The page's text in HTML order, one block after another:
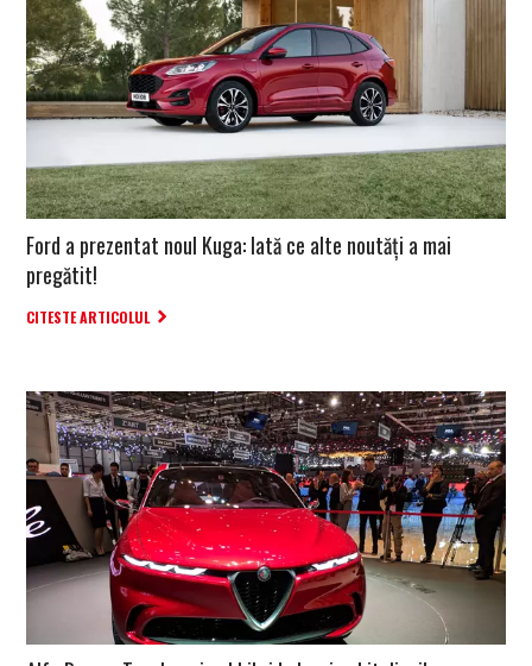
Ford a prezentat noul Kuga: Iată ce alte noutăți a mai
pregătit!
CITESTE ARTICOLUL